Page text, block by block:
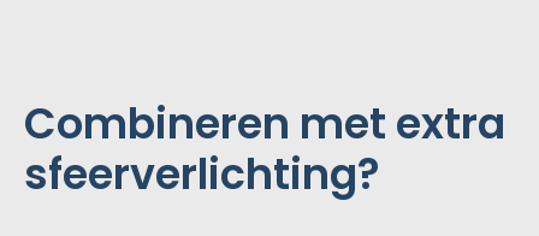
Combineren met extra
sfeerverlichting?